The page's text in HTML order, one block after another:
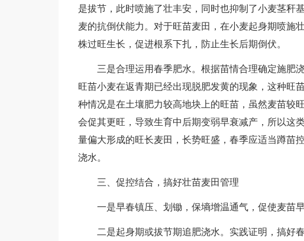
是拔节，此时喷施了壮丰安，同时也抑制了小麦茎秆
麦的抗倒伏能力。对于旺苗麦田，在小麦起身期喷施
株过旺生长，促进根系下扎，防止生长后期倒伏。
三是合理运用春季肥水。根据苗情合理确定施肥
旺苗小麦在返青期已经出现脱肥发黄的现象，这种旺
种情况是在土壤肥力较高地块上的旺苗，虽然麦苗较
会促其更旺，导致生育中后期变弱早衰减产，所以这
量偏大形成的旺长麦田，长势旺盛，春季应适当蹲苗
浇水。
三、促控结合，搞好壮苗麦田管理
一是早春镇压、划锄，保墒增温通气，促使麦苗早
二是起身期或拔节期追肥浇水。实践证明，搞好